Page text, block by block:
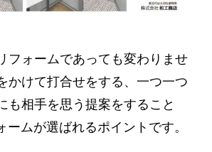
フォームであっても変わりませ
かけて打合せをする、一つ一つ
も相手を思う提案をすること
ームが選ばれるポイントです。